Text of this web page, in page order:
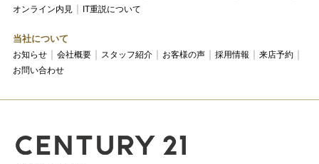
オンライン内見
IT重説について
当社について
お知らせ 会社概要 スタッフ紹介 お客様の声 採用情報
来店予約
お問い合わせ